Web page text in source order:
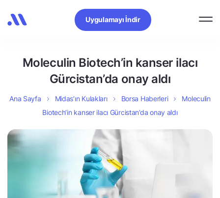
Uygulamayı İndir
Moleculin Biotech’in kanser ilacı
Gürcistan’da onay aldı
Ana Sayfa Midas’ın Kulakları Borsa Haberleri
Moleculin
Biotech’in kanser ilacı Gürcistan’da onay aldı